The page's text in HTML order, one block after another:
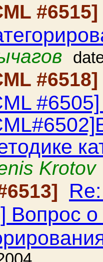
#6515]
#6518]
Krotov
Вопрос